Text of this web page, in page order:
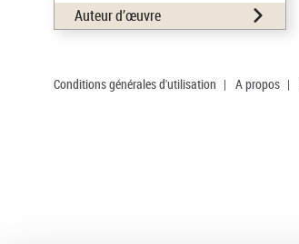
Auteur d’œuvre
Conditions générales d'utilisation | A propos |